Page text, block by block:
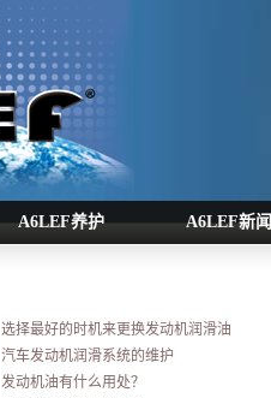
A6LEF养护 A6LEF新闻
选择最好的时机来更换发动机润滑油
汽车发动机润滑系统的维护
发动机油有什么用处？